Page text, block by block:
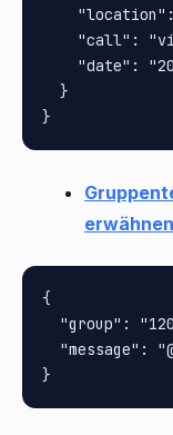
"call":
"date":
  }
erwähnen
{
"group":
"message":